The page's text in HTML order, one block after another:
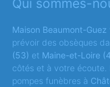
Qui sommes-
Maison Beaumont-Guez
prévoir des obsèques
(53) et Maine-et-Loire
côtés et à votre écoute.
pompes funèbres à